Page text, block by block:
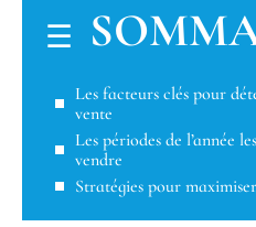
Les facteurs clés pour
vente
Les périodes de l’année
vendre
Stratégies pour